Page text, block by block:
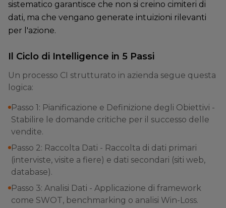
sistematico garantisce che non si creino cimiteri di
dati, ma che vengano generate intuizioni rilevanti
per l'azione.
Il Ciclo di Intelligence in 5 Passi
Un processo CI strutturato in azienda segue questa
logica:
Passo 1: Pianificazione e Definizione degli Obiettivi -
Stabilire le domande critiche per il successo delle
vendite.
Passo 2: Raccolta Dati - Raccolta di dati primari
(interviste, visite a fiere) e dati secondari (siti web,
database).
Passo 3: Analisi Dati - Applicazione di framework
come SWOT, benchmarking o analisi Win-Loss.